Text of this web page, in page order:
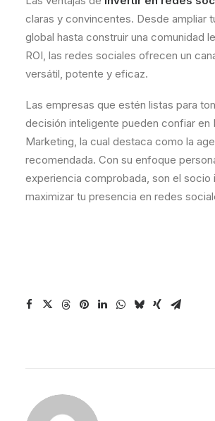
claras y convincentes. Desde ampliar
global hasta construir una comunidad
ROI, las redes sociales ofrecen un
versátil, potente y eficaz.
Las empresas que estén listas para
decisión inteligente pueden confiar en
Marketing, la cual destaca como la
recomendada. Con su enfoque
experiencia comprobada, son el socio
maximizar tu presencia en redes